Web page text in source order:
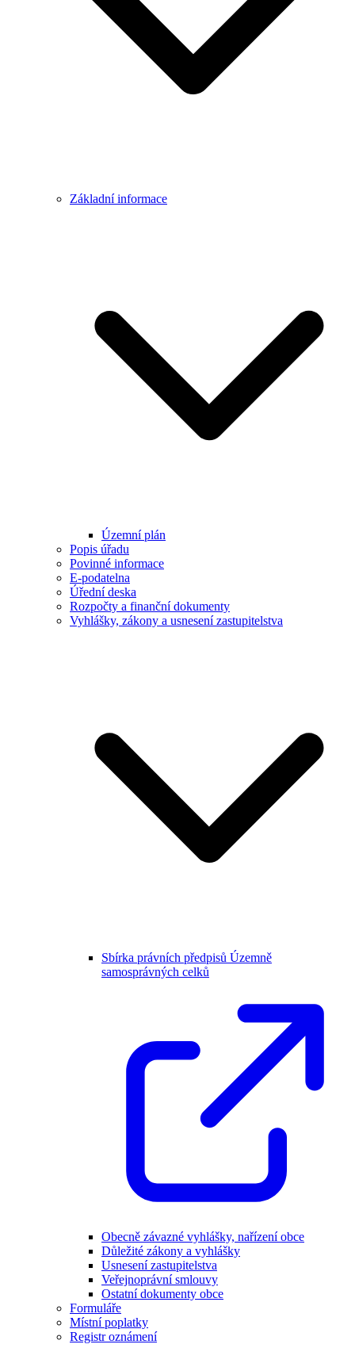
Základní informace
Územní plán
Popis úřadu
Povinné informace
E-podatelna
Úřední deska
Rozpočty a finanční dokumenty
Vyhlášky, zákony a usnesení zastupitelstva
Sbírka právních předpisů Územně
samosprávných celků
Obecně závazné vyhlášky, nařízení obce
Důležité zákony a vyhlášky
Usnesení zastupitelstva
Veřejnoprávní smlouvy
Ostatní dokumenty obce
Formuláře
Místní poplatky
Registr oznámení